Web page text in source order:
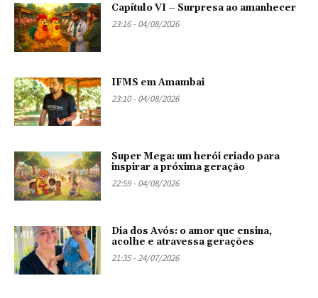
Capítulo VI – Surpresa ao amanhecer
23:16 - 04/08/2026
IFMS em Amambai
23:10 - 04/08/2026
Super Mega: um herói criado para
inspirar a próxima geração
22:59 - 04/08/2026
Dia dos Avós: o amor que ensina,
acolhe e atravessa gerações
21:35 - 24/07/2026